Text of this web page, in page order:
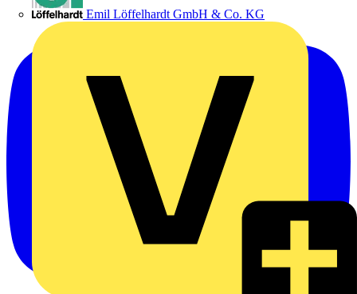
Emil Löffelhardt GmbH & Co. KG